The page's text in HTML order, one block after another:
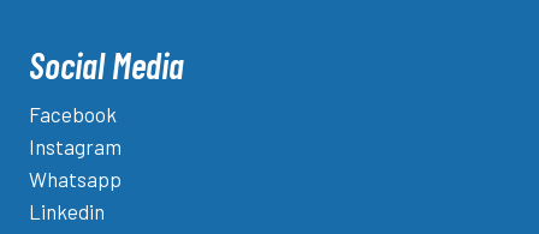
Social Media
Facebook
Instagram
Whatsapp
Linkedin